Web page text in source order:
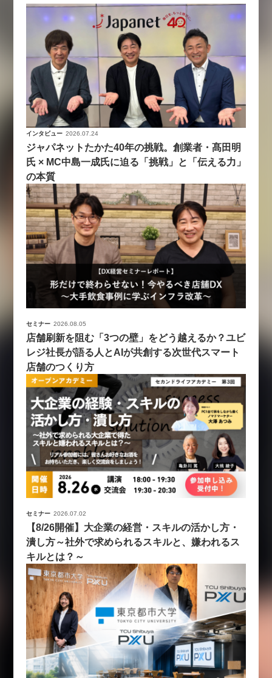
インタビュー 2026.07.24
ジャパネットたかた40年の挑戦。創業者・髙田明
氏 × MC中島一成氏に迫る「挑戦」と「伝える力」
の本質
セミナー 2026.08.05
店舗刷新を阻む「3つの壁」をどう越えるか？ユビ
レジ社長が語る人とAIが共創する次世代スマート
店舗のつくり方
セミナー 2026.07.02
【8/26開催】大企業の経営・スキルの活かし方・
潰し方～社外で求められるスキルと、嫌われるス
キルとは？～